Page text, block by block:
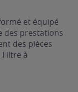
et équipé
des prestations
des pièces
à